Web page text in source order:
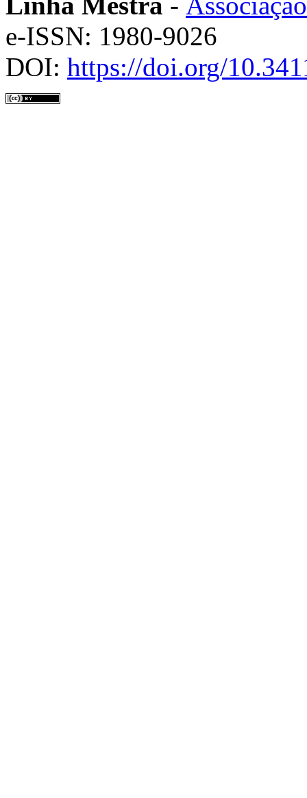
e-ISSN: 1980-9026
DOI: https://doi.org/